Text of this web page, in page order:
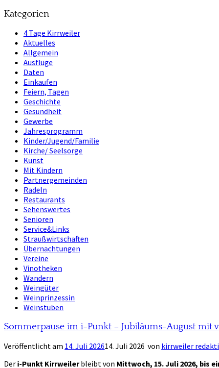
Kategorien
4 Tage Kirrweiler
Aktuelles
Allgemein
Ausflüge
Daten
Einkaufen
Feiern, Tagen
Geschichte
Gesundheit
Gewerbe
Jahresprogramm
Kinder/Jugend/Familie
Kirche/ Seelsorge
Kunst
Mit Kindern
Partnergemeinden
Radeln
Restaurants
Sehenswertes
Senioren
Service&Links
Straußwirtschaften
Übernachtungen
Vereine
Vinotheken
Wandern
Weingüter
Weinprinzessin
Weinstuben
Sommerpause im i-Punkt – Jubiläums-August mit
Veröffentlicht am 14. Juli 202614. Juli 2026 von kirrweiler
Der i-Punkt Kirrweilerbleibt von Mittwoch, 15. Juli 2026, bis